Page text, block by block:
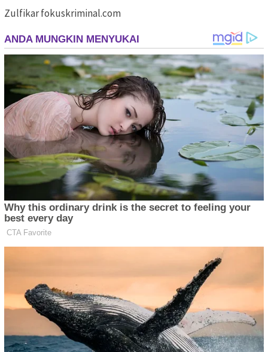
Zulfikar fokuskriminal.com